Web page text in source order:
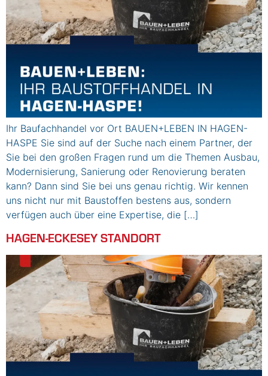
Ihr Baufachhandel vor Ort BAUEN+LEBEN IN HAGEN-
HASPE Sie sind auf der Suche nach einem Partner, der
Sie bei den großen Fragen rund um die Themen Ausbau,
Modernisierung, Sanierung oder Renovierung beraten
kann? Dann sind Sie bei uns genau richtig. Wir kennen
uns nicht nur mit Baustoffen bestens aus, sondern
verfügen auch über eine Expertise, die […]
HAGEN-ECKESEY STANDORT